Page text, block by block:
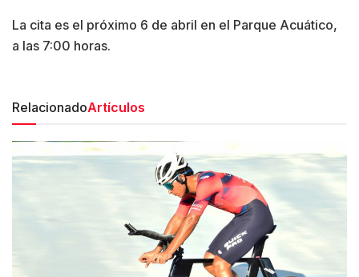
La cita es el próximo 6 de abril en el Parque Acuático,
a las 7:00 horas.
RelacionadoArtículos